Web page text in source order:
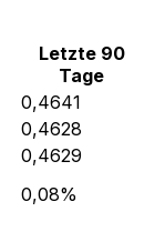
Letzte 90
Tage
0,4641
0,4628
0,4629
0,08%